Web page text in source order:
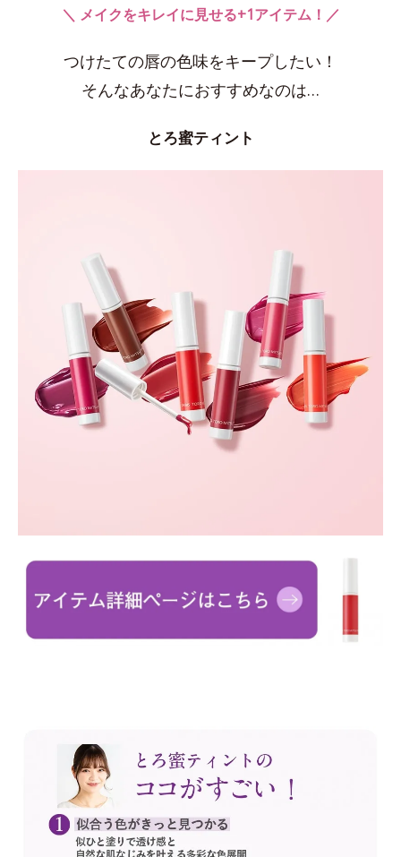
＼ メイクをキレイに見せる+1アイテム！／
つけたての唇の色味をキープしたい！
そんなあなたにおすすめなのは…
とろ蜜ティント